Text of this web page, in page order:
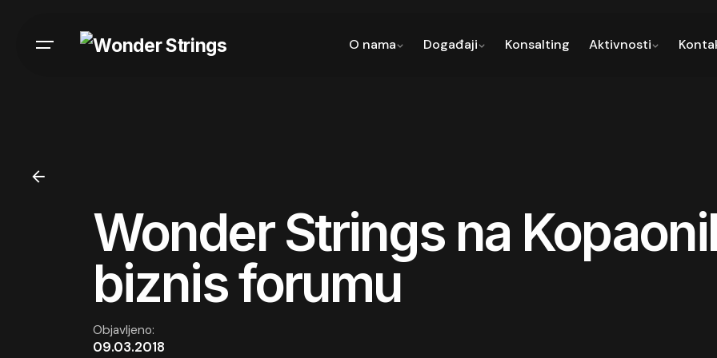
content
O nama Događaji Konsalting Aktivnosti
Wonder Strings na
biznis forumu
Objavljeno:
09.03.2018